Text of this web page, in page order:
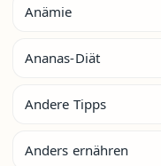
Anämie
Ananas-Diät
Andere Tipps
Anders ernähren